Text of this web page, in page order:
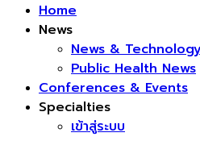
Home
News
News &
Public Health News
Conferences & Events
Specialties
เข้าสู่ระบบ